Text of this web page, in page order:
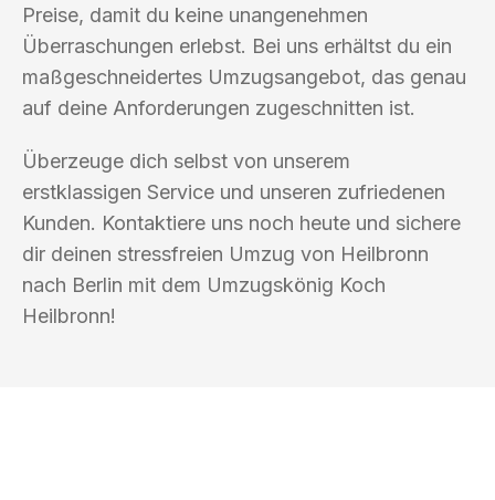
Preise, damit du keine unangenehmen
Überraschungen erlebst. Bei uns erhältst du ein
maßgeschneidertes Umzugsangebot, das genau
auf deine Anforderungen zugeschnitten ist.
Überzeuge dich selbst von unserem
erstklassigen Service und unseren zufriedenen
Kunden. Kontaktiere uns noch heute und sichere
dir deinen stressfreien Umzug von Heilbronn
nach Berlin mit dem Umzugskönig Koch
Heilbronn!